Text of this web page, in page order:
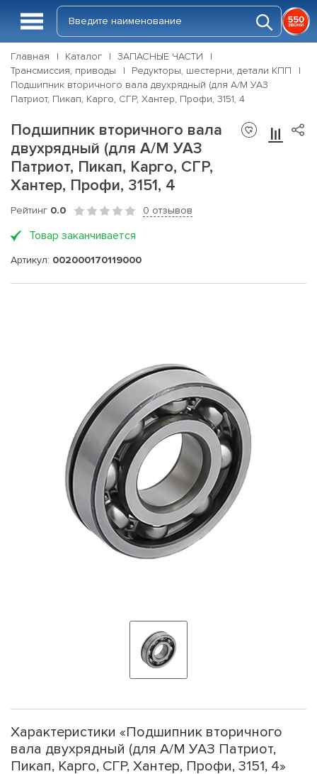
Главная Каталог
ЗАПАСНЫЕ ЧАСТИ
Трансмиссия, приводы
Редукторы, шестерни, детали КПП
Подшипник вторичного вала двухрядный (для А/М УАЗ
Патриот, Пикап, Карго, СГР, Хантер, Профи, 3151, 4
Подшипник вторичного вала
двухрядный (для А/М УАЗ
Патриот, Пикап, Карго, СГР,
Хантер, Профи, 3151, 4
Рейтинг 0.0 0 отзывов
Товар заканчивается
Артикул: 002000170119000
Характеристики «Подшипник вторичного
вала двухрядный (для А/М УАЗ Патриот,
Пикап, Карго, СГР, Хантер, Профи, 3151, 4»